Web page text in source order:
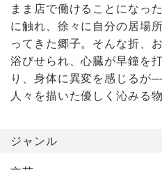
まま店で働けることになっ
に触れ、徐々に自分の居場
ってきた郷子。そんな折、
浴びせられ、心臓が早鐘を
り、身体に異変を感じるが
人々を描いた優しく沁みる物
ジャンル